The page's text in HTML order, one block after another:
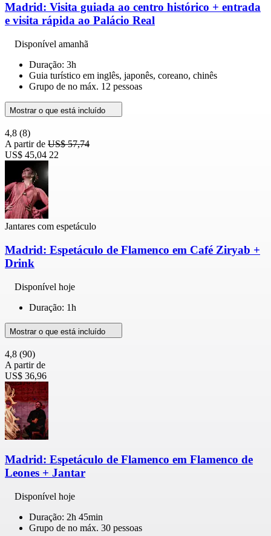
Madrid: Visita guiada ao centro histórico + entrada
e visita rápida ao Palácio Real
Disponível amanhã
Duração: 3h
Guia turístico em inglês, japonês, coreano, chinês
Grupo de no máx. 12 pessoas
Mostrar o que está incluído
4,8 (8)
A partir de US$ 57,74
US$ 45,04 22
Jantares com espetáculo
Madrid: Espetáculo de Flamenco em Café Ziryab +
Drink
Disponível hoje
Duração: 1h
Mostrar o que está incluído
4,8 (90)
A partir de
US$ 36,96
Madrid: Espetáculo de Flamenco em Flamenco de
Leones + Jantar
Disponível hoje
Duração: 2h 45min
Grupo de no máx. 30 pessoas